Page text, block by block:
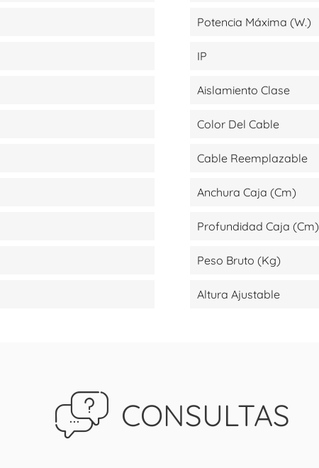
Potencia Máxima (W.)
IP
Aislamiento Clase
Color Del Cable
Cable Reemplazable
Anchura Caja (cm)
Profundidad Caja (cm)
Peso Bruto (kg)
Altura Ajustable
CONSULTAS